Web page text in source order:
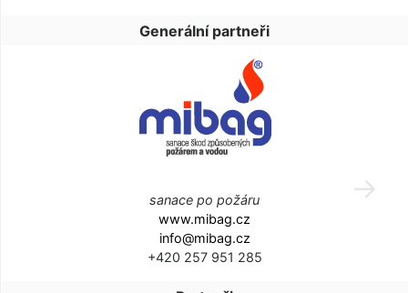
Generální partneři
sanace po požáru
www.mibag.cz
info@mibag.cz
+420 257 951 285